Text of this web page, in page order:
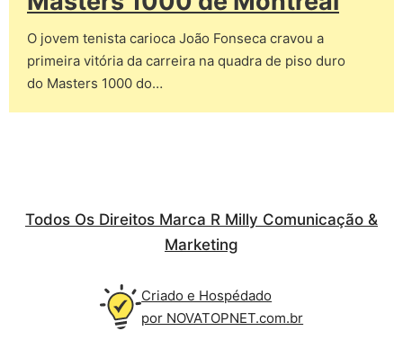
O jovem tenista carioca João Fonseca cravou a
primeira vitória da carreira na quadra de piso duro
do Masters 1000 do…
Todos Os Direitos Marca R Milly Comunicação &
Marketing
Criado e Hospédado
por NOVATOPNET.com.br